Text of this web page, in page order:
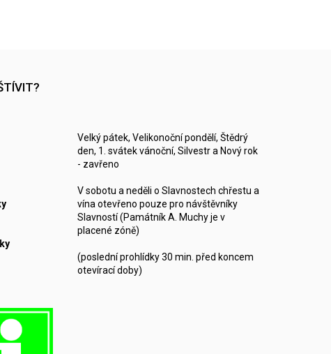
Velký pátek, Velikonoční pondělí, Štědrý
den, 1. svátek vánoční, Silvestr a Nový rok
- zavřeno
V sobotu a neděli o Slavnostech chřestu a
vína otevřeno pouze pro návštěvníky
Slavností (Památník A. Muchy je v
placené zóně)
(poslední prohlídky 30 min. před koncem
otevírací doby)